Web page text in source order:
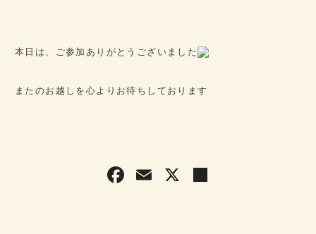
本日は、ご参加ありがとうございました
またのお越しを心よりお待ちしております
F E X